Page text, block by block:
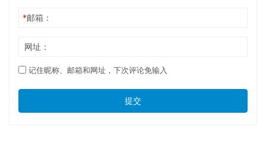
*邮箱：
网址：
记住昵称、邮箱和网址，下次评论免输入
提交